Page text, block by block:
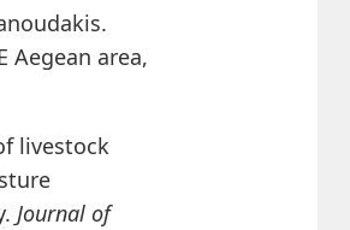
Aegean area,
livestock
Journal of